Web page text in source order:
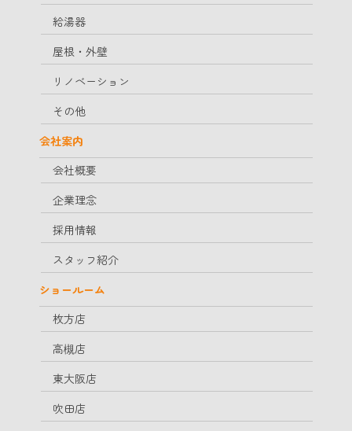
給湯器
屋根・外壁
リノベーション
その他
会社案内
会社概要
企業理念
採用情報
スタッフ紹介
ショールーム
枚方店
高槻店
東大阪店
吹田店